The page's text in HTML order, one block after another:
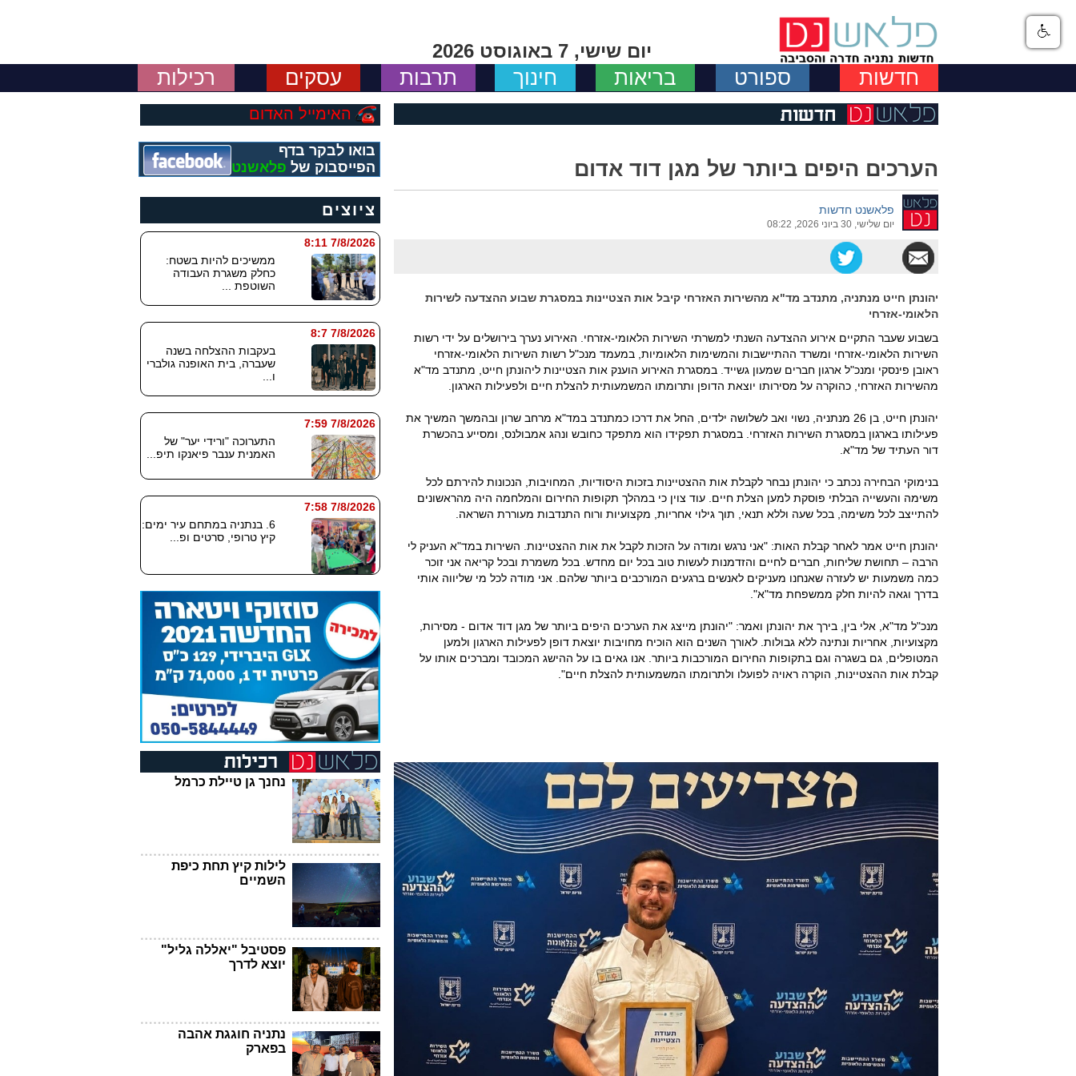
יום שישי, 7 באוגוסט 2026
חדשות ספורט בריאות חינוך תרבות עסקים רכילות
הערכים היפים ביותר של מגן דוד אדום
פלאשנט חדשות
יום שלישי, 30 ביוני 2026, 08:22
יהונתן חייט מנתניה, מתנדב מד"א מהשירות האזרחי קיבל אות הצטיינות במסגרת שבוע ההצדעה לשירות
הלאומי-אזרחי
בשבוע שעבר התקיים אירוע ההצדעה השנתי למשרתי השירות הלאומי-אזרחי. האירוע נערך בירושלים על ידי רשות
השירות הלאומי-אזרחי ומשרד ההתיישבות והמשימות הלאומיות, במעמד מנכ"ל רשות השירות הלאומי-אזרחי
ראובן פינסקי ומנכ"ל ארגון חברים שמעון גשייד. במסגרת האירוע הוענק אות הצטיינות ליהונתן חייט, מתנדב מד"א
מהשירות האזרחי, כהוקרה על מסירותו יוצאת הדופן ותרומתו המשמעותית להצלת חיים ולפעילות הארגון.
יהונתן חייט, בן 26 מנתניה, נשוי ואב לשלושה ילדים, החל את דרכו כמתנדב במד"א מרחב שרון ובהמשך המשיך את
פעילותו בארגון במסגרת השירות האזרחי. במסגרת תפקידו הוא מתפקד כחובש ונהג אמבולנס, ומסייע בהכשרת
דור העתיד של מד"א.
בנימוקי הבחירה נכתב כי יהונתן נבחר לקבלת אות ההצטיינות בזכות היסודיות, המחויבות, הנכונות להירתם לכל
משימה והעשייה הבלתי פוסקת למען הצלת חיים. עוד צוין כי במהלך תקופות החירום והמלחמה היה מהראשונים
להתייצב לכל משימה, בכל שעה וללא תנאי, תוך גילוי אחריות, מקצועיות ורוח התנדבות מעוררת השראה.
יהונתן חייט אמר לאחר קבלת האות: "אני נרגש ומודה על הזכות לקבל את אות ההצטיינות. השירות במד"א העניק לי
הרבה – תחושת שליחות, חברים לחיים והזדמנות לעשות טוב בכל יום מחדש. בכל משמרת ובכל קריאה אני זוכר
כמה משמעות יש לעזרה שאנחנו מעניקים לאנשים ברגעים המורכבים ביותר שלהם. אני מודה לכל מי שליווה אותי
בדרך וגאה להיות חלק ממשפחת מד"א".
מנכ"ל מד"א, אלי בין, בירך את יהונתן ואמר: "יהונתן מייצג את הערכים היפים ביותר של מגן דוד אדום - מסירות,
מקצועיות, אחריות ונתינה ללא גבולות. לאורך השנים הוא הוכיח מחויבות יוצאת דופן לפעילות הארגון ולמען
המטופלים, גם בשגרה וגם בתקופות החירום המורכבות ביותר. אנו גאים בו על ההישג המכובד ומברכים אותו על
קבלת אות ההצטיינות, הוקרה ראויה לפועלו ולתרומתו המשמעותית להצלת חיים".
האימייל האדום
בואו לבקר בדף
הפייסבוק של פלאשנט
ציוצים
7/8/2026 8:11
ממשיכים להיות בשטח:
כחלק משגרת העבודה
השוטפת ...
7/8/2026 8:7
בעקבות ההצלחה בשנה
שעברה, בית האופנה גולברי
ו...
7/8/2026 7:59
התערוכה "ורידי יער" של
האמנית ענבר פיאנקו תיפ...
7/8/2026 7:58
6. בנתניה במתחם עיר ימים:
קיץ טרופי, סרטים ופ...
נחנך גן טיילת כרמל
לילות קיץ תחת כיפת
השמיים
פסטיבל "יאללה גליל"
יוצא לדרך
נתניה חוגגת אהבה
בפארק